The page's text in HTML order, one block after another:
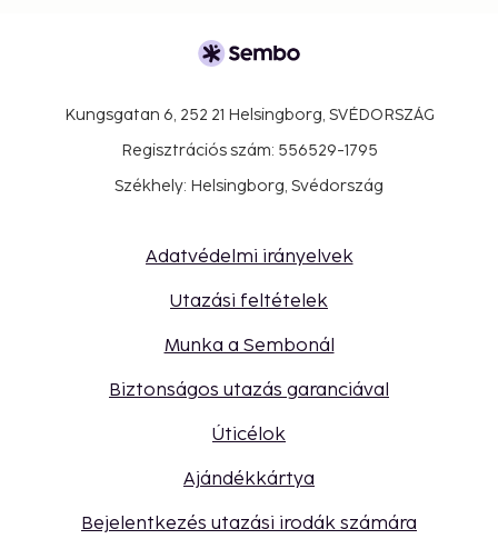
Kungsgatan 6, 252 21 Helsingborg, SVÉDORSZÁG
Regisztrációs szám: 556529-1795
Székhely: Helsingborg, Svédország
Adatvédelmi irányelvek
Utazási feltételek
Munka a Sembonál
Biztonságos utazás garanciával
Úticélok
Ajándékkártya
Bejelentkezés utazási irodák számára